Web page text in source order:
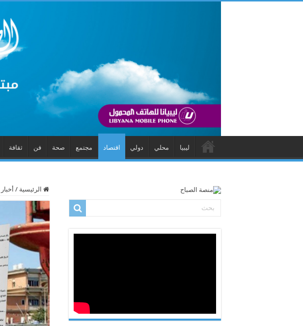
ليبيا محلي دولي اقتصاد مجتمع صحة فن ثقافة
الرئيسية / أخبار